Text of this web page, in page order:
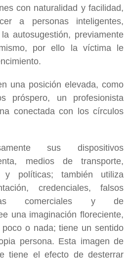
con naturalidad y facilidad,
a personas inteligentes,
autosugestión, previamente
por ello la víctima le
una posición elevada, como
próspero, un profesionista
conectada con los círculos
sus dispositivos
medios de transporte,
y políticas; también utiliza
credenciales, falsos
comerciales y de
una imaginación floreciente,
o nada; tiene un sentido
persona. Esta imagen de
tiene el efecto de desterrar